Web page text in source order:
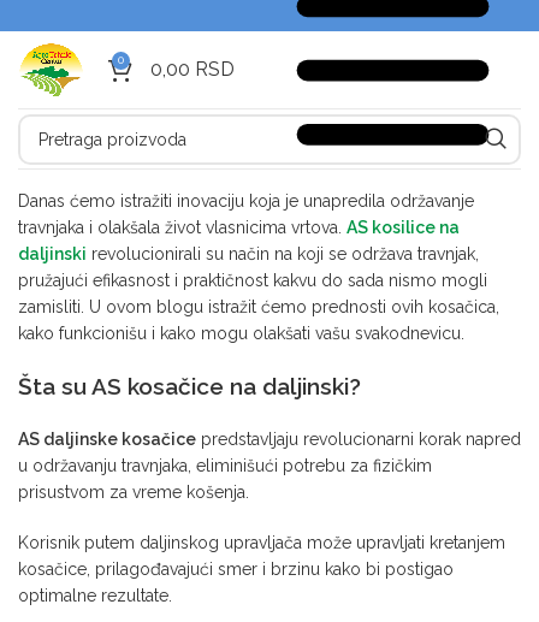
0 0,00 RSD
Danas ćemo istražiti inovaciju koja je unapredila održavanje
travnjaka i olakšala život vlasnicima vrtova. AS kosilice na
daljinski revolucionirali su način na koji se održava travnjak,
pružajući efikasnost i praktičnost kakvu do sada nismo mogli
zamisliti. U ovom blogu istražit ćemo prednosti ovih kosačica,
kako funkcionišu i kako mogu olakšati vašu svakodnevicu.
Šta su AS kosačice na daljinski?
AS daljinske kosačice predstavljaju revolucionarni korak napred
u održavanju travnjaka, eliminišući potrebu za fizičkim
prisustvom za vreme košenja.
Korisnik putem daljinskog upravljača može upravljati kretanjem
kosačice, prilagođavajući smer i brzinu kako bi postigao
optimalne rezultate.